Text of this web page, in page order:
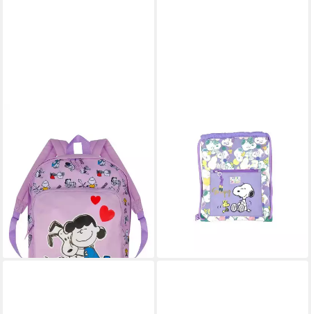
Rucksack Peanuts Snoopy
Lucy Kinder Mädchen
Kindergarten Rucksack
Tasche
24,99 €
43,99 €
-43%
lieferbar - in 3-4 Werktagen bei dir
Turnbeutel Snoopy
Sportbeutel Turnbeutel
Rucksack Gymbag mit
Reißverschlusstasche (1-tlg)
UVP 29,99 €